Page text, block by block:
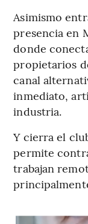
Asimismo
presencia en
donde
propietarios
canal
inmediato,
industria.
Y cierra el
permite
trabajan